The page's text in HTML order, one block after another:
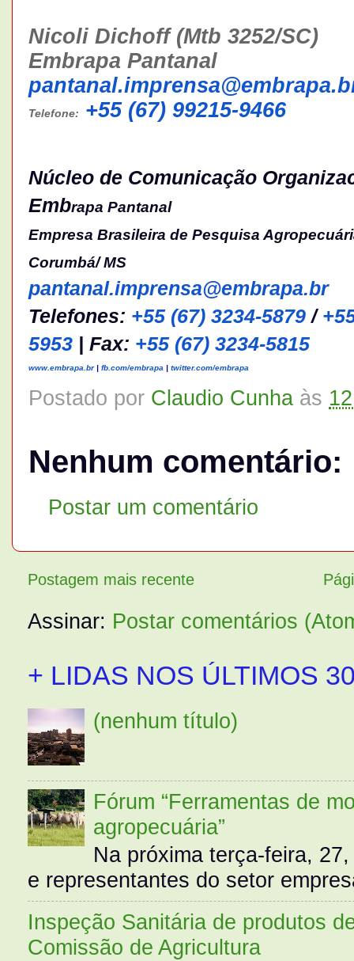
Nicoli Dichoff (Mtb 3252/SC)
Embrapa Pantanal
Telefone: +55 (67) 99215-9466
Núcleo de Comunicação
Embrapa Pantanal
Empresa Brasileira de Pesquisa
Corumbá/ MS
pantanal.imprensa@embrapa.br
Telefones: +55 (67) 3234-5879 /
5953 | Fax: +55 (67) 3234-5815
www.embrapa.br| fb.com/embrapa | twitter.com/embrapa
Postado por Claudio Cunha às
Nenhum comentário:
Postar um comentário
Postagem mais recente
Assinar: Postar comentários
+ LIDAS NOS ÚLTIMOS
(nenhum título)
Fórum “Ferramentas de
agropecuária”
Na próxima terça-feira,
e representantes do setor
Inspeção Sanitária de produtos
Comissão de Agricultura